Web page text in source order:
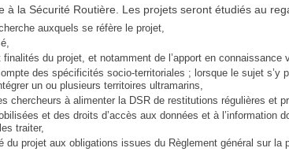
à la Sécurité Routière. Les projets seront étudiés au
auxquels se réfère le projet,
du projet, et notamment de l’apport en
des spécificités socio-territoriales ; lorsque le sujet s’y
un ou plusieurs territoires ultramarins,
chercheurs à alimenter la DSR de restitutions régulières et
et des droits d’accès aux données et à l’information
traiter,
du projet aux obligations issues du Règlement général sur la